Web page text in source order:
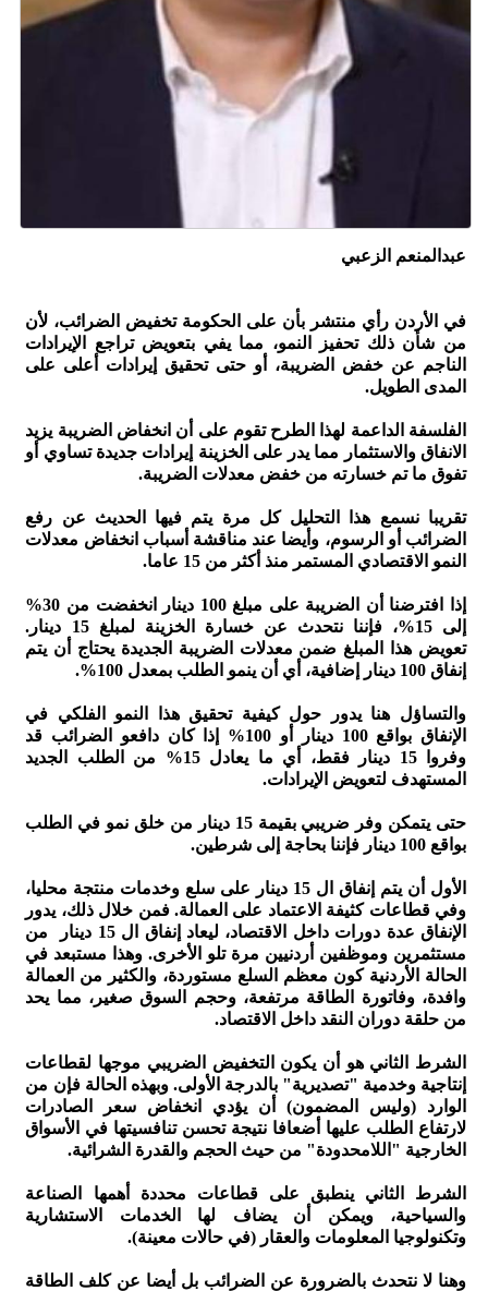
عبدالمنعم الزعبي
في الأردن رأي منتشر بأن على الحكومة تخفيض الضرائب، لأن
من شأن ذلك تحفيز النمو، مما يفي بتعويض تراجع الإيرادات
الناجم عن خفض الضريبة، أو حتى تحقيق إيرادات أعلى على
المدى الطويل.
الفلسفة الداعمة لهذا الطرح تقوم على أن انخفاض الضريبة يزيد
الانفاق والاستثمار مما يدر على الخزينة إيرادات جديدة تساوي أو
تفوق ما تم خسارته من خفض معدلات الضريبة.
تقريبا نسمع هذا التحليل كل مرة يتم فيها الحديث عن رفع
الضرائب أو الرسوم، وأيضا عند مناقشة أسباب انخفاض معدلات
النمو الاقتصادي المستمر منذ أكثر من 15 عاما.
إذا افترضنا أن الضريبة على مبلغ 100 دينار انخفضت من 30%
إلى 15%، فإننا نتحدث عن خسارة الخزينة لمبلغ 15 دينار.
تعويض هذا المبلغ ضمن معدلات الضريبة الجديدة يحتاج أن يتم
إنفاق 100 دينار إضافية، أي أن ينمو الطلب بمعدل 100%.
والتساؤل هنا يدور حول كيفية تحقيق هذا النمو الفلكي في
الإنفاق بواقع 100 دينار أو 100% إذا كان دافعو الضرائب قد
وفروا 15 دينار فقط، أي ما يعادل 15% من الطلب الجديد
المستهدف لتعويض الإيرادات.
حتى يتمكن وفر ضريبي بقيمة 15 دينار من خلق نمو في الطلب
بواقع 100 دينار فإننا بحاجة إلى شرطين.
الأول أن يتم إنفاق ال 15 دينار على سلع وخدمات منتجة محليا،
وفي قطاعات كثيفة الاعتماد على العمالة. فمن خلال ذلك، يدور
الإنفاق عدة دورات داخل الاقتصاد، ليعاد إنفاق ال 15 دينار من
مستثمرين وموظفين أردنيين مرة تلو الأخرى. وهذا مستبعد في
الحالة الأردنية كون معظم السلع مستوردة، والكثير من العمالة
وافدة، وفاتورة الطاقة مرتفعة، وحجم السوق صغير، مما يحد
من حلقة دوران النقد داخل الاقتصاد.
الشرط الثاني هو أن يكون التخفيض الضريبي موجها لقطاعات
إنتاجية وخدمية "تصديرية" بالدرجة الأولى. وبهذه الحالة فإن من
الوارد (وليس المضمون) أن يؤدي انخفاض سعر الصادرات
لارتفاع الطلب عليها أضعافا نتيجة تحسن تنافسيتها في الأسواق
الخارجية "اللامحدودة" من حيث الحجم والقدرة الشرائية.
الشرط الثاني ينطبق على قطاعات محددة أهمها الصناعة
والسياحية، ويمكن أن يضاف لها الخدمات الاستشارية
وتكنولوجيا المعلومات والعقار (في حالات معينة).
وهنا لا نتحدث بالضرورة عن الضرائب بل أيضا عن كلف الطاقة